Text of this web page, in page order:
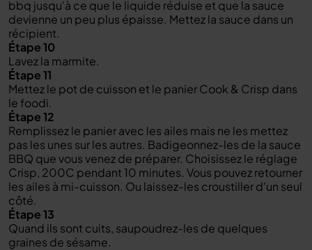
bbq jusqu'à ce que le liquide réduise et que la sauce
devienne un peu plus épaisse. Mettez la sauce dans un
récipient.
Étape 10
Lavez la marmite.
Étape 11
Mettez le pot de cuisson et le panier Cook & Crisp dans
le foodi.
Étape 12
Remplissez le panier avec les ailes mais ne les mettez
pas les unes sur les autres. Badigeonnez-les de la sauce
BBQ que vous venez de préparer. Choisissez le réglage
Crisp, 200C pendant 10 minutes. Vous pouvez retourner
les ailes à mi-cuisson. Ou laissez-les croustiller d'un seul
côté.
Étape 13
Quand ils sont cuits, saupoudrez-les de quelques
graines de sésame.